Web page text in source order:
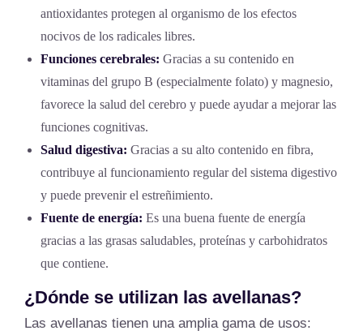
antioxidantes protegen al organismo de los efectos
nocivos de los radicales libres.
Funciones cerebrales: Gracias a su contenido en
vitaminas del grupo B (especialmente folato) y magnesio,
favorece la salud del cerebro y puede ayudar a mejorar las
funciones cognitivas.
Salud digestiva: Gracias a su alto contenido en fibra,
contribuye al funcionamiento regular del sistema digestivo
y puede prevenir el estreñimiento.
Fuente de energía: Es una buena fuente de energía
gracias a las grasas saludables, proteínas y carbohidratos
que contiene.
¿Dónde se utilizan las avellanas?
Las avellanas tienen una amplia gama de usos: